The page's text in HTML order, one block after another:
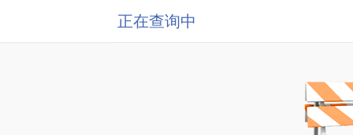
正在查询中